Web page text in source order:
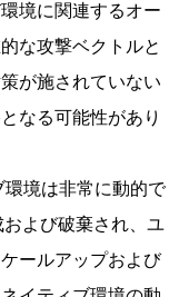
境に関連するオー
な攻撃ベクトルと
が施されていない
なる可能性があり
環境は非常に動的で
よび破棄され、ユ
ールアップおよび